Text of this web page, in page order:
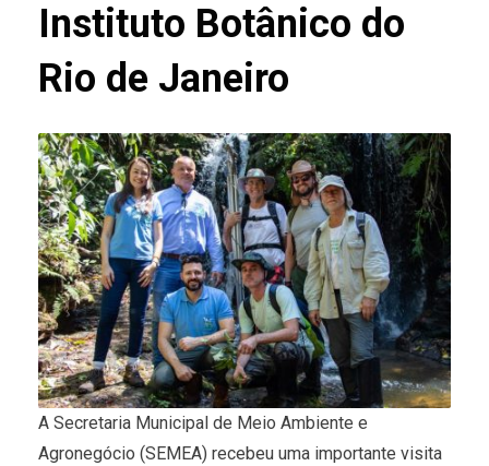
Instituto Botânico do
Rio de Janeiro
A Secretaria Municipal de Meio Ambiente e
Agronegócio (SEMEA) recebeu uma importante visita